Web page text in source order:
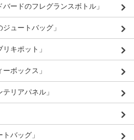
ードのフレグランスボトル」
ュートバッグ」
キポット」
ボックス」
リアパネル」
バッグ」